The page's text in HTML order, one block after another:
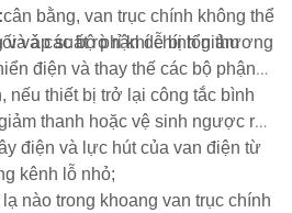
bằng, van trục chính không thể
áp suất rò rỉ khí chính giảm
và các bộ phận dễ bị tổn thương
điện và thay thế các bộ phận
nếu thiết bị trở lại công tắc bình
thanh hoặc vệ sinh ngược rồi
điện và lực hút của van điện từ
kênh lỗ nhỏ;
nào trong khoang van trục chính